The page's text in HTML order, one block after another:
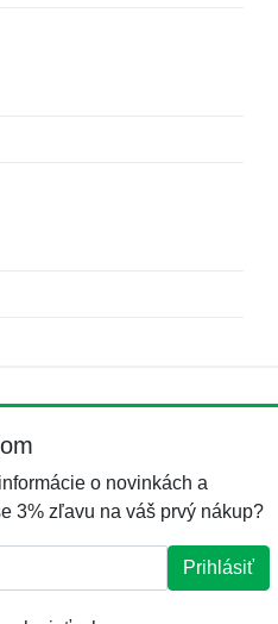
o novinkách a
3% zľavu na váš prvý nákup?
Prihlásiť